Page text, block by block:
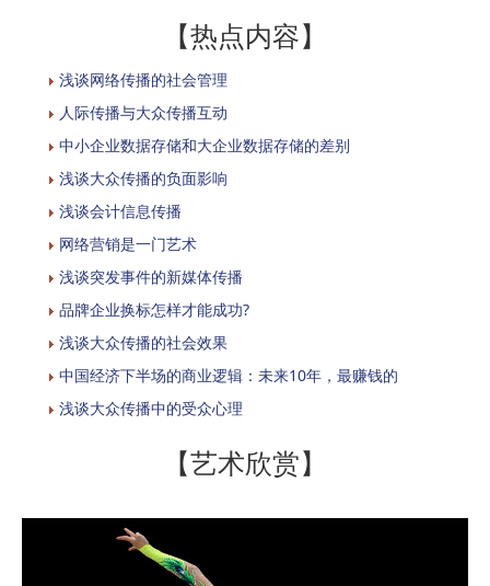
【热点内容】
浅谈网络传播的社会管理
人际传播与大众传播互动
中小企业数据存储和大企业数据存储的差别
浅谈大众传播的负面影响
浅谈会计信息传播
网络营销是一门艺术
浅谈突发事件的新媒体传播
品牌企业换标怎样才能成功?
浅谈大众传播的社会效果
中国经济下半场的商业逻辑：未来10年，最赚钱的
浅谈大众传播中的受众心理
【艺术欣赏】